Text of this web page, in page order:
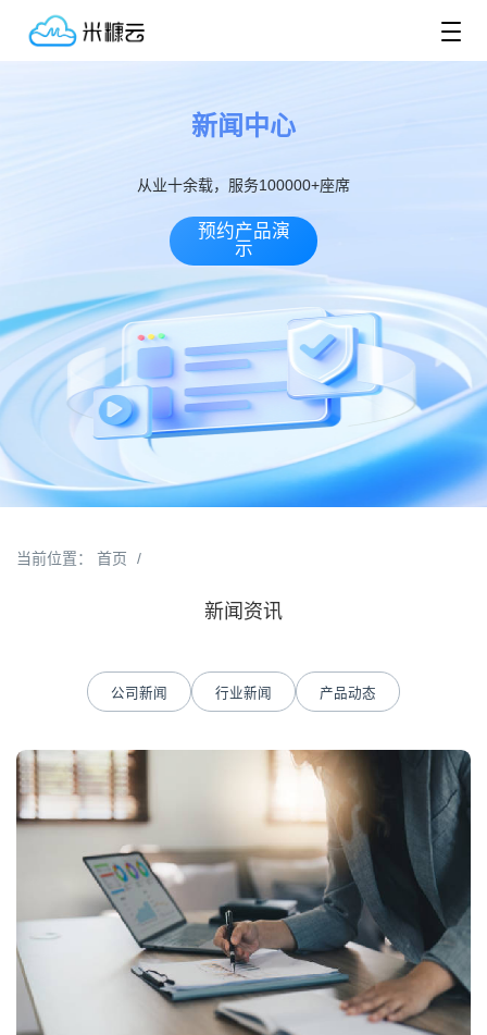
新闻中心
从业十余载，服务100000+座席
预约产品演
示
当前位置： 首页 /
新闻资讯
公司新闻 行业新闻 产品动态